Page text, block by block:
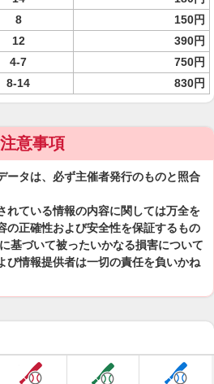
8
150円
12
390円
4-7
750円
8-14 830円
注意事項
ータは、必ず主催者発行のものと照合
れている情報の内容に関しては万全を
の正確性および安全性を保証するもの
基づいて被ったいかなる損害について
び情報提供者は一切の責任を負いかね